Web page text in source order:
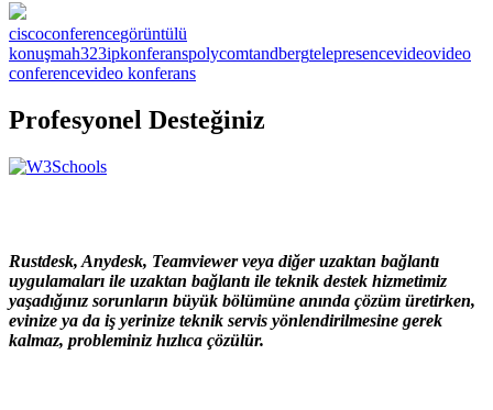
ciscoconferencegörüntülü
konuşmah323ipkonferanspolycomtandbergtelepresencevideovideo
conferencevideo konferans
Profesyonel Desteğiniz
Rustdesk, Anydesk, Teamviewer veya diğer uzaktan bağlantı
uygulamaları ile uzaktan bağlantı ile teknik destek hizmetimiz
yaşadığınız sorunların büyük bölümüne anında çözüm üretirken,
evinize ya da iş yerinize teknik servis yönlendirilmesine gerek
kalmaz, probleminiz hızlıca çözülür.